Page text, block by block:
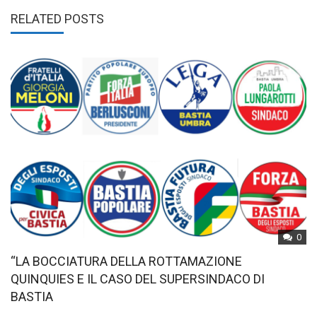
RELATED POSTS
0
“LA BOCCIATURA DELLA ROTTAMAZIONE
QUINQUIES E IL CASO DEL SUPERSINDACO DI
BASTIA